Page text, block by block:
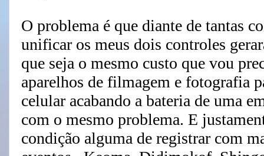
O problema é que diante de tantas
unificar os meus dois controles
que seja o mesmo custo que vou
aparelhos de filmagem e fotografia
celular acabando a bateria de uma
com o mesmo problema. E
condição alguma de registrar com